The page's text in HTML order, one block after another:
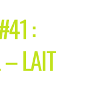
:
– LAIT